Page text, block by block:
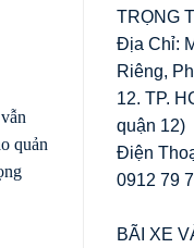
quản
TRỌNG
Địa Chỉ:
Riêng,
12. TP.
quận 12)
Điện
0912 79
BÃI XE